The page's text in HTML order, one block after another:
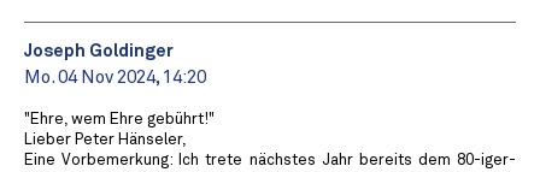
Joseph Goldinger
Mo. 04 Nov 2024, 14:20
"Ehre, wem Ehre gebührt!"
Lieber Peter Hänseler,
Eine Vorbemerkung: Ich trete nächstes Jahr bereits dem 80-iger-